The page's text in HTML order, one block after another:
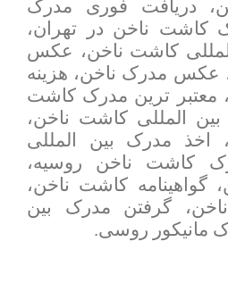
دریافت فوری مدرک
کاشت ناخن در تهران،
کاشت ناخن، عکس
مدرک ناخن، هزینه
ترین مدرک کاشت
المللی کاشت ناخن،
اخذ مدرک بین المللی
کاشت ناخن روسیه،
گواهینامه کاشت ناخن،
ناخن، گرفتن مدرک بین
مانیکور روسی.